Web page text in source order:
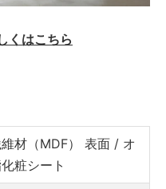
くはこちら
材（MDF）
表面 / オ
粧シート